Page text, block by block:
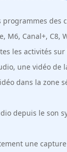
des
M6, Canal+, C8,
les activités
une vidéo de
dans la zone
depuis le son
une capture